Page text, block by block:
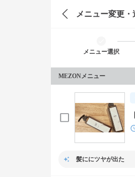
メニュー変更・
メニュー選択
MEZONメニュー
髪ににツヤが出た